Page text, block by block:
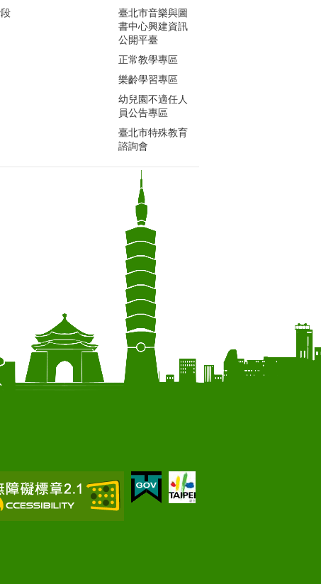
臺北市音樂與圖
書中心興建資訊
公開平臺
正常教學專區
樂齡學習專區
幼兒園不適任人
員公告專區
臺北市特殊教育
諮詢會